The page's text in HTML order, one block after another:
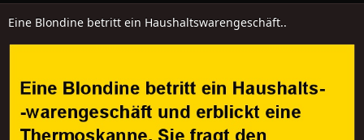
Eine Blondine betritt ein Haushaltswarengeschäft..